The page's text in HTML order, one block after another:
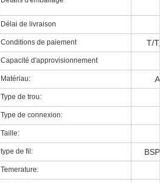
Délai de livraison
Conditions de paiement T/
Capacité d'approvisionnement
Matériau:
Type de trou:
Type de connexion:
Taille:
type de fil:
Temerature: